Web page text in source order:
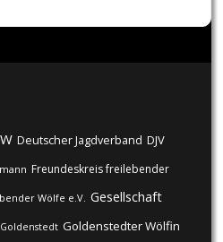
Deutscher Jagdverband DJV
Freundeskreis freilebender
Wölfe e.V. Gesellschaft
Goldenstedt Goldenstedter Wölfin